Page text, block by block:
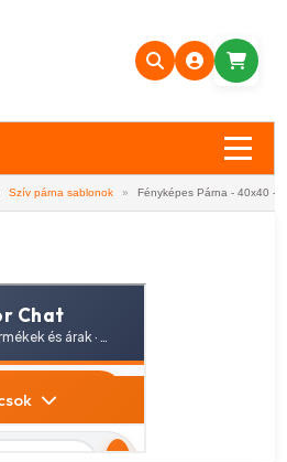
Szív párna sablonok » Fényképes Párna - 40x40 -